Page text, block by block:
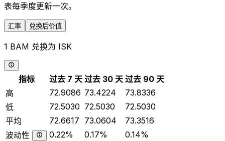
表每季度更新一次。
汇率 兑换后价值
1 BAM 兑换为 ISK
指标 过去 7 天 过去 30 天 过去 90 天
高
72.9086 73.4224
73.8336
低
72.5030 72.5030
72.5030
平均
72.6617 73.0604
73.3516
波动性
0.22% 0.17% 0.14%